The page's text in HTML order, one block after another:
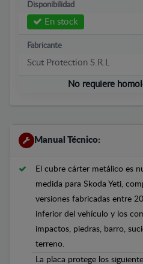
Disponibilidad
En stock
Fabricante
Scut Protection S.R.L
No requiere
Manual Técnico:
El cubre cárter metálico es
medida para Skoda Yeti,
versiones fabricadas entre
inferior del vehículo y los
impactos, piedras, barro,
terreno.
La placa protege los